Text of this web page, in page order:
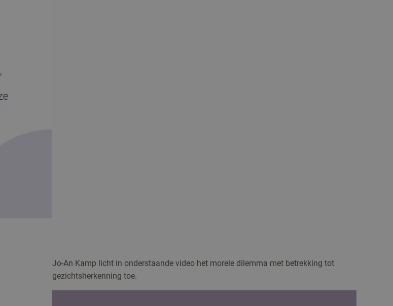
Jo-An Kamp licht in onderstaande video het morele dilemma met betrekking tot
gezichtsherkenning toe.